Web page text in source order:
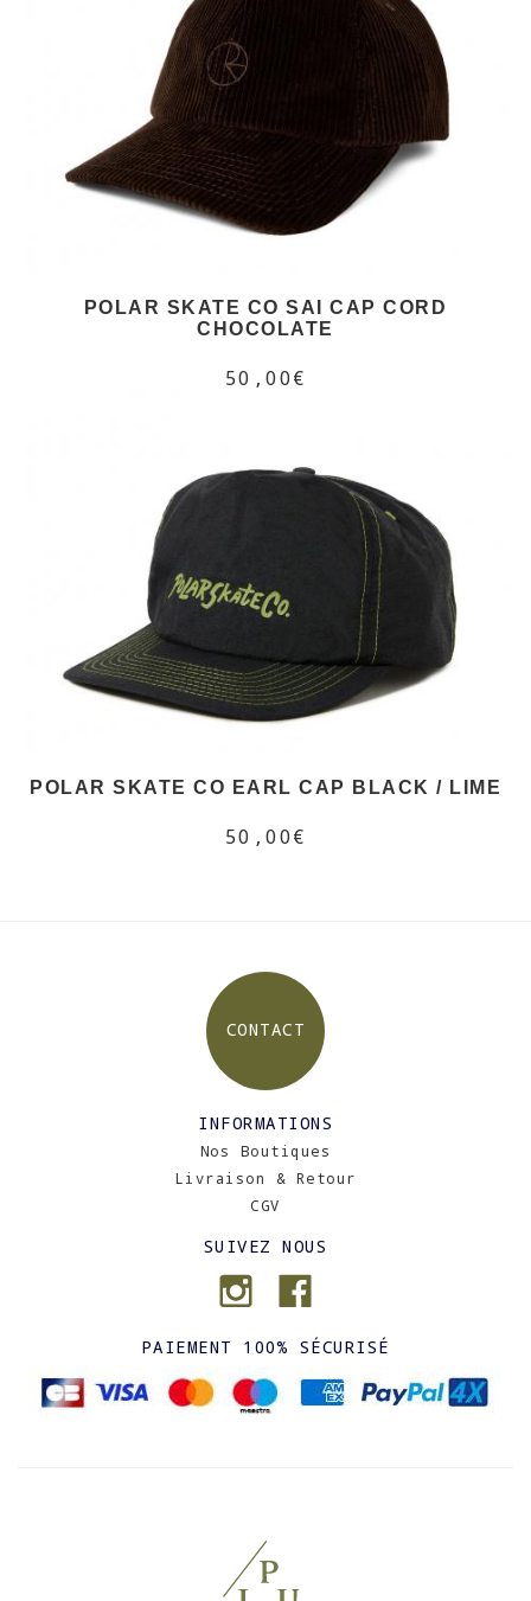
POLAR SKATE CO SAI CAP CORD
CHOCOLATE
50,00€
POLAR SKATE CO EARL CAP BLACK / LIME
50,00€
CONTACT
INFORMATIONS
Nos Boutiques
Livraison & Retour
CGV
SUIVEZ NOUS
PAIEMENT 100% SÉCURISÉ